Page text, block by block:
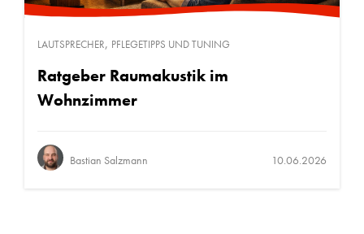
LAUTSPRECHER, PFLEGETIPPS UND TUNING
Ratgeber Raumakustik im
Wohnzimmer
Bastian Salzmann 10.06.2026